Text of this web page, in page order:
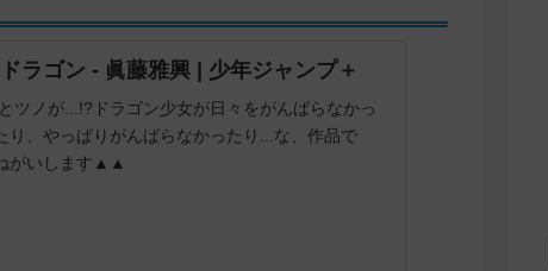
ラゴン - 眞藤雅興 | 少年ジャンプ＋
ツノが...!?ドラゴン少女が日々をがんばらなかっ
り、やっぱりがんばらなかったり...な、作品で
がいします▲▲